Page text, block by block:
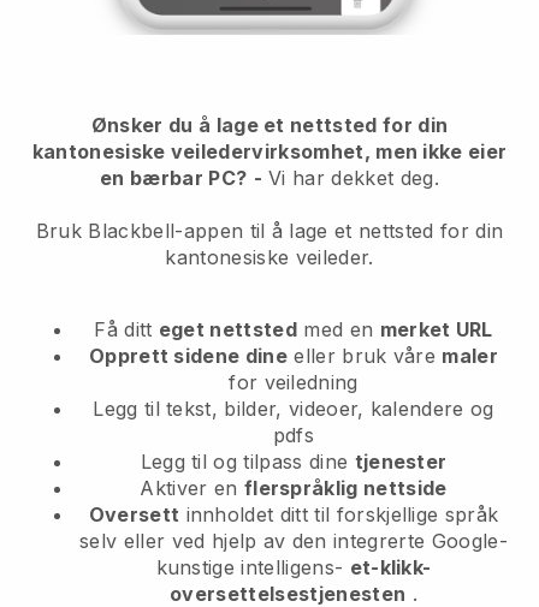
Ønsker du å lage et nettsted for din
kantonesiske veiledervirksomhet, men ikke eier
en bærbar PC? - Vi har dekket deg.
Bruk Blackbell-appen til å lage et nettsted for din
kantonesiske veileder.
Få ditt eget nettstedmed en merket URL
Opprett sidene dine eller bruk våre maler
for veiledning
Legg til tekst, bilder, videoer, kalendere og
pdfs
Legg til og tilpass dine tjenester
Aktiver en flerspråklig nettside
Oversett innholdet ditt til forskjellige språk
selv eller ved hjelp av den integrerte Google-
kunstige intelligens- et-klikk-
oversettelsestjenesten .